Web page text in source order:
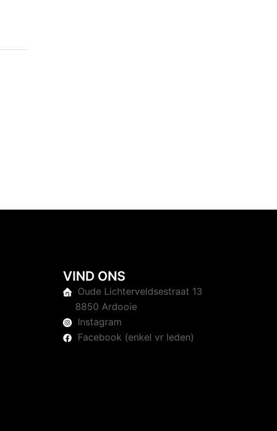
VIND ONS
Oude Lichterveldsestraat 13
8850 Ardooie
Instagram
Facebook (enkel vr leden)